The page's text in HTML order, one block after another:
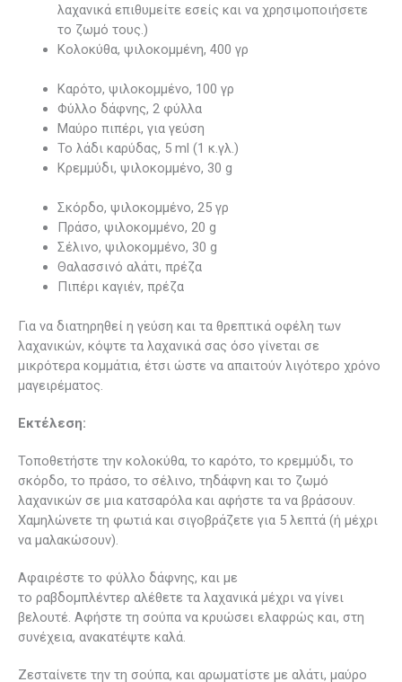
λαχανικά επιθυμείτε εσείς και να χρησιμοποιήσετε
το ζωμό τους.)
Κολοκύθα, ψιλοκομμένη, 400 γρ
Καρότο, ψιλοκομμένο, 100 γρ
Φύλλο δάφνης, 2 φύλλα
Μαύρο πιπέρι, για γεύση
Το λάδι καρύδας, 5 ml (1 κ.γλ.)
Κρεμμύδι, ψιλοκομμένο, 30 g
Σκόρδο, ψιλοκομμένο, 25 γρ
Πράσο, ψιλοκομμένο, 20 g
Σέλινο, ψιλοκομμένο, 30 g
Θαλασσινό αλάτι, πρέζα
Πιπέρι καγιέν, πρέζα
Για να διατηρηθεί η γεύση και τα θρεπτικά οφέλη των
λαχανικών, κόψτε τα λαχανικά σας όσο γίνεται σε
μικρότερα κομμάτια, έτσι ώστε να απαιτούν λιγότερο χρόνο
μαγειρέματος.
Εκτέλεση:
Τοποθετήστε την κολοκύθα, το καρότο, το κρεμμύδι, το
σκόρδο, το πράσο, το σέλινο, τηδάφνη και το ζωμό
λαχανικών σε μια κατσαρόλα και αφήστε τα να βράσουν.
Χαμηλώνετε τη φωτιά και σιγοβράζετε για 5 λεπτά (ή μέχρι
να μαλακώσουν).
Αφαιρέστε το φύλλο δάφνης, και με
το ραβδομπλέντερ αλέθετε τα λαχανικά μέχρι να γίνει
βελουτέ. Αφήστε τη σούπα να κρυώσει ελαφρώς και, στη
συνέχεια, ανακατέψτε καλά.
Ζεσταίνετε την τη σούπα, και αρωματίστε με αλάτι, μαύρο